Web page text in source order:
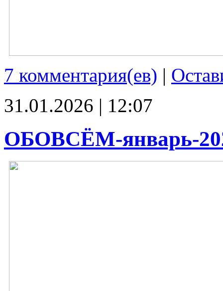
7 комментария(ев) |
31.01.2026 | 12:07
ОБОВСЁМ-январь-